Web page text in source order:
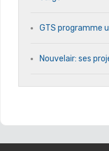
GTS programme
Nouvelair: ses